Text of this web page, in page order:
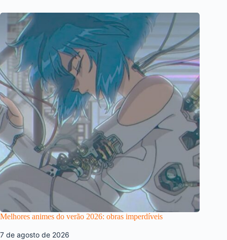
Melhores animes do verão 2026: obras imperdíveis
7 de agosto de 2026